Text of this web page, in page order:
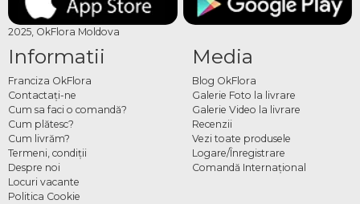
2025, OkFlora Moldova
Informatii
Franciza OkFlora
Contactaţi-ne
Cum sa faci o comandă?
Cum plătesc?
Cum livrăm?
Termeni, condiţii
Despre noi
Locuri vacante
Politica Cookie
Media
Blog OkFlora
Galerie Foto la livrare
Galerie Video la livrare
Recenzii
Vezi toate produsele
Logare/Înregistrare
Comandă Internațional